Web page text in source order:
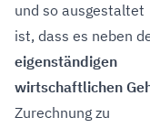
und so ausgestaltet
ist, dass es neben
eigenständigen
wirtschaftlichen
Zurechnung zu